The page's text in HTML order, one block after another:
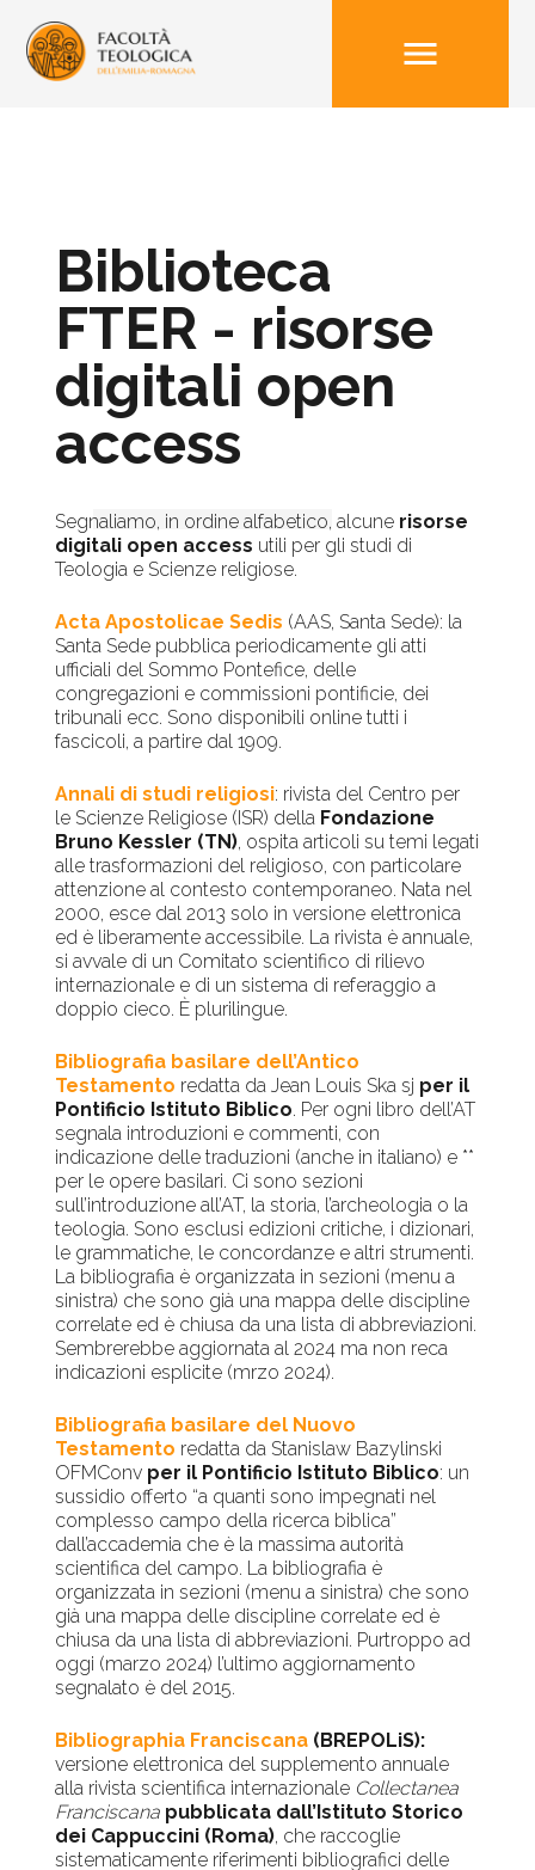
menu
Biblioteca
FTER - risorse
digitali open
access
Segnaliamo, in ordine alfabetico, alcune risorse
digitali open access utili per gli studi di
Teologia e Scienze religiose.
Acta Apostolicae Sedis (AAS, Santa Sede): la
Santa Sede pubblica periodicamente gli atti
ufficiali del Sommo Pontefice, delle
congregazioni e commissioni pontificie, dei
tribunali ecc. Sono disponibili online tutti i
fascicoli, a partire dal 1909.
Annali di studi religiosi: rivista del Centro per
le Scienze Religiose (ISR) della Fondazione
Bruno Kessler (TN), ospita articoli su temi legati
alle trasformazioni del religioso, con particolare
attenzione al contesto contemporaneo. Nata nel
2000, esce dal 2013 solo in versione elettronica
ed è liberamente accessibile. La rivista è annuale,
si avvale di un Comitato scientifico di rilievo
internazionale e di un sistema di referaggio a
doppio cieco. È plurilingue.
Bibliografia basilare dell’Antico
Testamento redatta da Jean Louis Ska sj per il
Pontificio Istituto Biblico. Per ogni libro dell’AT
segnala introduzioni e commenti, con
indicazione delle traduzioni (anche in italiano) e **
per le opere basilari. Ci sono sezioni
sull’introduzione all’AT, la storia, l’archeologia o la
teologia. Sono esclusi edizioni critiche, i dizionari,
le grammatiche, le concordanze e altri strumenti.
La bibliografia è organizzata in sezioni (menu a
sinistra) che sono già una mappa delle discipline
correlate ed è chiusa da una lista di abbreviazioni.
Sembrerebbe aggiornata al 2024 ma non reca
indicazioni esplicite (mrzo 2024).
Bibliografia basilare del Nuovo
Testamento redatta da Stanislaw Bazylinski
OFMConv per il Pontificio Istituto Biblico: un
sussidio offerto “a quanti sono impegnati nel
complesso campo della ricerca biblica”
dall’accademia che è la massima autorità
scientifica del campo. La bibliografia è
organizzata in sezioni (menu a sinistra) che sono
già una mappa delle discipline correlate ed è
chiusa da una lista di abbreviazioni. Purtroppo ad
oggi (marzo 2024) l’ultimo aggiornamento
segnalato è del 2015.
Bibliographia Franciscana (BREPOLiS):
versione elettronica del supplemento annuale
alla rivista scientifica internazionale Collectanea
Franciscana pubblicata dall’Istituto Storico
dei Cappuccini (Roma), che raccoglie
sistematicamente riferimenti bibliografici delle